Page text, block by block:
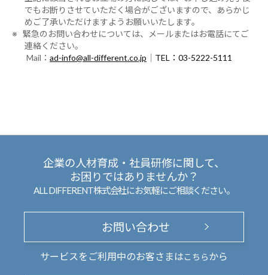
でもお断りさせていただく場合がございますので、あらかじ
めご了承いただけますようお願いいたします。
※ 緊急のお問い合わせについては、メールまたはお電話にてご
連絡ください。
Mail： ad-info@all-different.co.jp TEL：03-5222-5111
企業の人材育成・社員研修に関して、
お困りではありませんか？
ALL DIFFERENT株式会社にお気軽にご相談ください。
お問い合わせ
サービスをご利用中のお客さまはこちらから